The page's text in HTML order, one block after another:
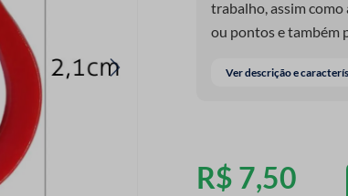
trabalho, assim
ou pontos e também
Ver descrição e
R$ 7,50